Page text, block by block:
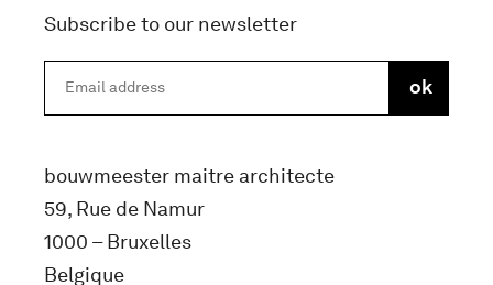
Subscribe to our newsletter
bouwmeester maitre architecte
59, Rue de Namur
1000 – Bruxelles
Belgique